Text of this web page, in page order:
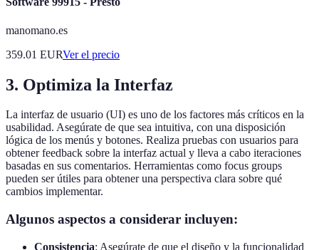
manomano.es
359.01 EURVer el precio
3. Optimiza la Interfaz
La interfaz de usuario (UI) es uno de los factores más críticos en la
usabilidad. Asegúrate de que sea intuitiva, con una disposición
lógica de los menús y botones. Realiza pruebas con usuarios para
obtener feedback sobre la interfaz actual y lleva a cabo iteraciones
basadas en sus comentarios. Herramientas como focus groups
pueden ser útiles para obtener una perspectiva clara sobre qué
cambios implementar.
Algunos aspectos a considerar incluyen:
Consistencia: Asegúrate de que el diseño y la funcionalidad